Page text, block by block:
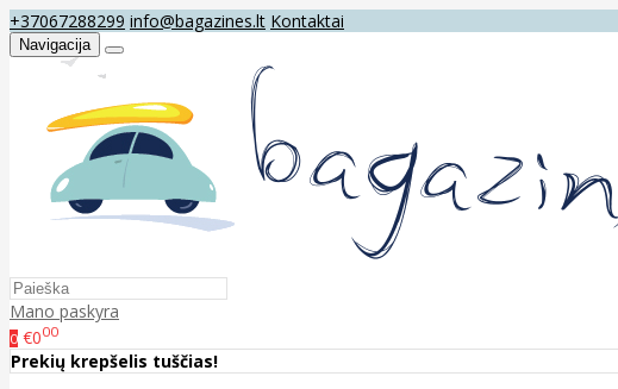
+37067288299 info@bagazines.lt Kontaktai
Navigacija
Mano paskyra
0 €000
Prekių krepšelis tuščias!